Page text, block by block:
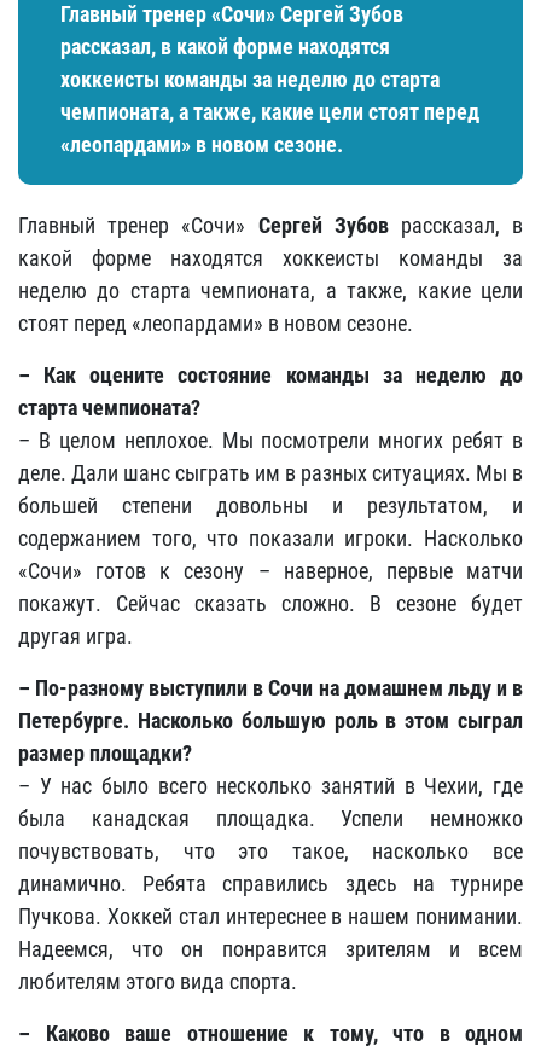
Главный тренер «Сочи»Сергей Зубов
рассказал, в какой форме находятся
хоккеисты команды за неделю до старта
чемпионата, а также, какие цели стоят перед
«леопардами» в новом сезоне.
Главный тренер «Сочи» Сергей Зубоврассказал, в
какой форме находятся хоккеисты команды за
неделю до старта чемпионата, а также, какие цели
стоят перед «леопардами» в новом сезоне.
– Как оцените состояние команды за неделю до
старта чемпионата?
– В целом неплохое. Мы посмотрели многих ребят в
деле. Дали шанс сыграть им в разных ситуациях. Мы в
большей степени довольны и результатом, и
содержанием того, что показали игроки. Насколько
«Сочи» готов к сезону – наверное, первые матчи
покажут. Сейчас сказать сложно. В сезоне будет
другая игра.
– По-разному выступили в Сочи на домашнем льду и в
Петербурге. Насколько большую роль в этом сыграл
размер площадки?
– У нас было всего несколько занятий в Чехии, где
была канадская площадка. Успели немножко
почувствовать, что это такое, насколько все
динамично. Ребята справились здесь на турнире
Пучкова. Хоккей стал интереснее в нашем понимании.
Надеемся, что он понравится зрителям и всем
любителям этого вида спорта.
– Каково ваше отношение к тому, что в одном